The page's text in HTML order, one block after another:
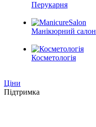
Перукарня
Манікюрний салон
Косметологія
Ціни
Підтримка